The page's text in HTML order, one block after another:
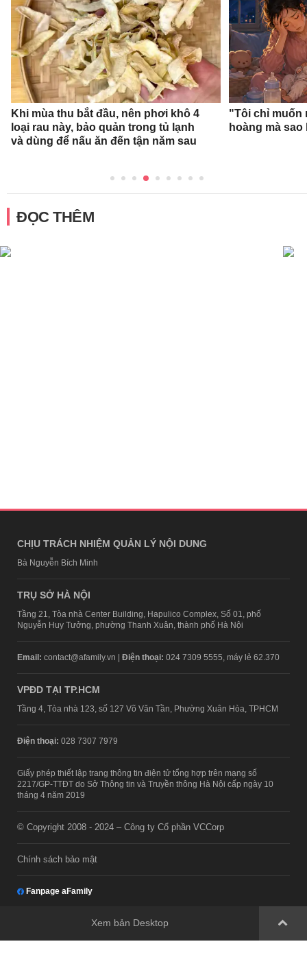
Khi mùa thu bắt đầu, nên phơi khô 4
loại rau này, bảo quản trong tủ lạnh
và dùng để nấu ăn đến tận năm sau
"Tôi chỉ muốn
hoàng mà
ĐỌC THÊM
CHỊU TRÁCH NHIỆM QUẢN LÝ NỘI DUNG
Bà Nguyễn Bích Minh
TRỤ SỞ HÀ NỘI
Tầng 21, Tòa nhà Center Building, Hapulico Complex, Số 01, phố
Nguyễn Huy Tưởng, phường Thanh Xuân, thành phố Hà Nội
Email: contact@afamily.vn | Điện thoại: 024 7309 5555, máy lẻ 62.370
VPĐD TẠI TP.HCM
Tầng 4, Tòa nhà 123, số 127 Võ Văn Tần, Phường Xuân Hòa, TPHCM
Điện thoại: 028 7307 7979
Giấy phép thiết lập trang thông tin điện tử tổng hợp trên mạng số
2217/GP-TTĐT do Sở Thông tin và Truyền thông Hà Nội cấp ngày 10
tháng 4 năm 2019
© Copyright 2008 - 2024 – Công ty Cổ phần VCCorp
Chính sách bảo mật
Fanpage aFamily
Xem bản Desktop